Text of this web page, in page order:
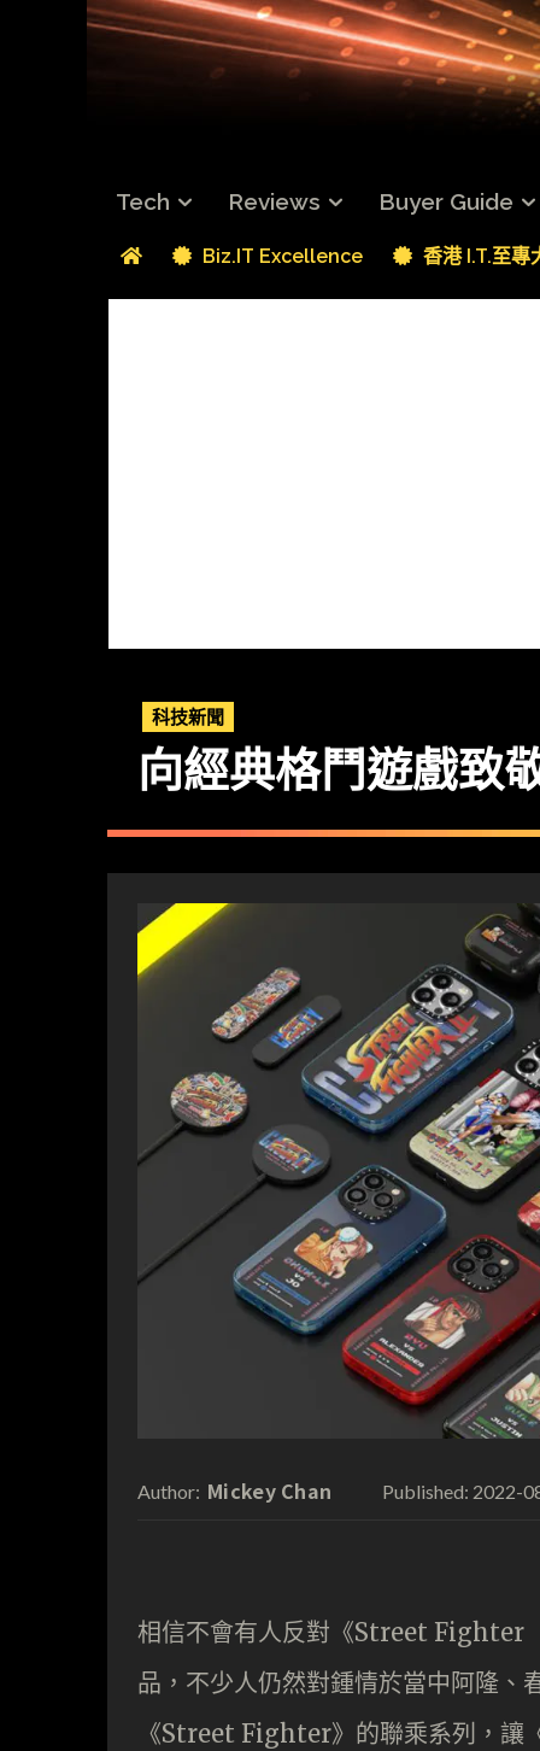
Tech Reviews Buyer Guide
Biz.IT Excellence 香港 I.T.至專
科技新聞
向經典格鬥遊戲致
Author: Mickey Chan Published: 2022-
相信不會有人反對《Street Fighter
品，不少人仍然對鍾情於當中阿隆、
《Street Fighter》的聯乘系列，讓